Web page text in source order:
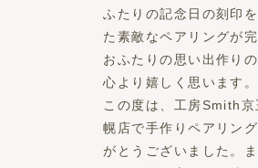
ふたりの記念日の刻印
た素敵なペアリングが
おふたりの思い出作り
心より嬉しく思います。
この度は、工房Smith
幌店で手作りペアリン
がとうございました。